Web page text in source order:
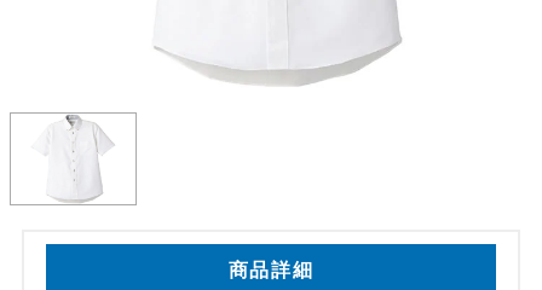
商品詳細